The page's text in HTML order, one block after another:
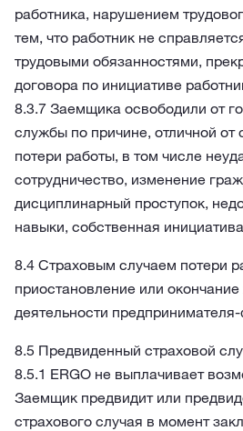
работника, нарушением
тем, что работник не
трудовыми обязанностями,
договора по инициативе
8.3.7 Заемщика освободили от
службы по причине, отличной от
потери работы, в том числе
сотрудничество, изменение
дисциплинарный проступок,
навыки, собственная
8.4 Страховым случаем потери
приостановление или
деятельности
8.5 Предвиденный страховой
8.5.1 ERGO не выплачивает
Заемщик предвидит или
страхового случая в момент